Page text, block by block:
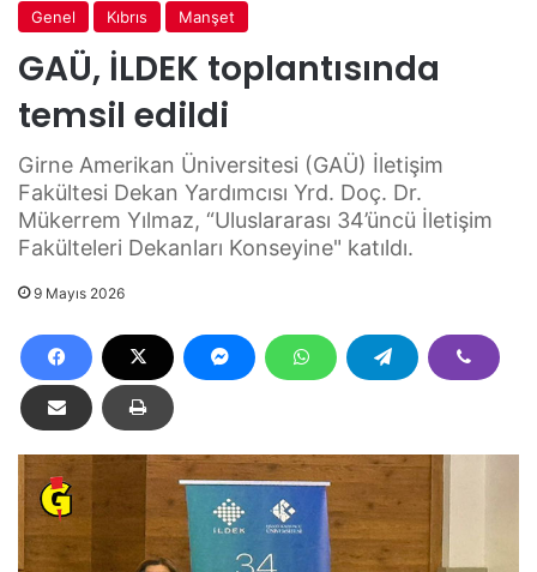
Genel Kıbrıs Manşet
GAÜ, İLDEK toplantısında
temsil edildi
Girne Amerikan Üniversitesi (GAÜ) İletişim
Fakültesi Dekan Yardımcısı Yrd. Doç. Dr.
Mükerrem Yılmaz, “Uluslararası 34’üncü İletişim
Fakülteleri Dekanları Konseyine" katıldı.
9 Mayıs 2026